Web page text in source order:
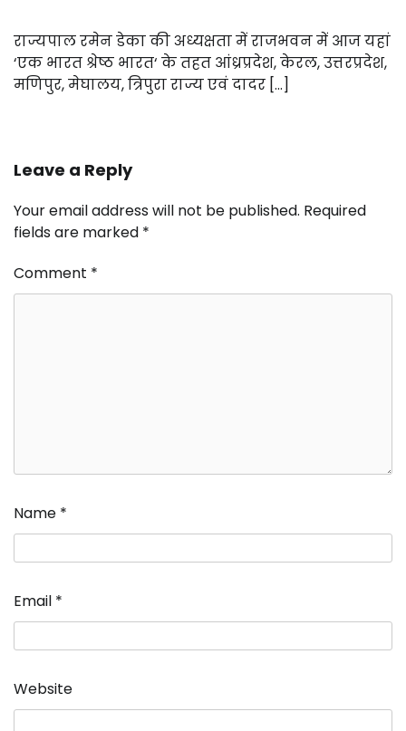
राज्यपाल रमेन डेका की अध्यक्षता में राजभवन में आज यहां
‘एक भारत श्रेष्ठ भारत‘ के तहत आंध्रप्रदेश, केरल, उत्तरप्रदेश,
मणिपुर, मेघालय, त्रिपुरा राज्य एवं दादर […]
Leave a Reply
Your email address will not be published. Required
fields are marked *
Comment *
Name *
Email *
Website